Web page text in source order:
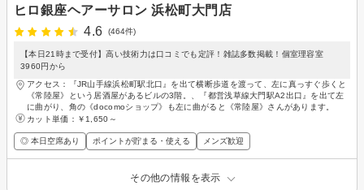
ヒロ銀座ヘアーサロン 浜松町大門店
4.6
(464件)
【本日21時まで受付】高い技術力は口コミでも定評！雑誌多数掲載！個室理容室
3960円から
アクセス：『JR山手線浜松町駅北口』を出て横断歩道を渡って、左に真っすぐ歩くと
《常陸屋》という居酒屋があるビルの3階。、『都営浅草線大門駅A2出口』を出て左
に曲がり、角の《docomoショップ》も左に曲がると《常陸屋》さんがあります。
カット単価： ￥1,650～
◎ 本日空席あり ポイントが貯まる・使える メンズ歓迎
その他の情報を表示